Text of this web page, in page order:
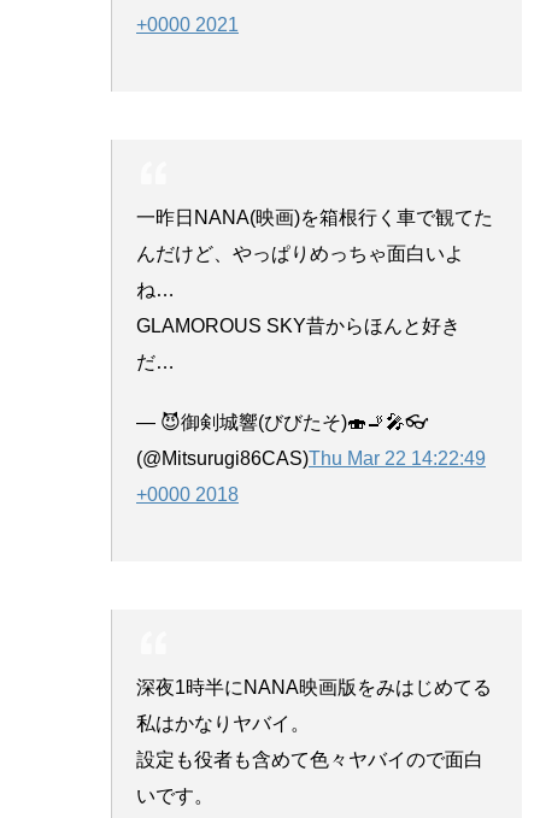
+0000 2021
一昨日NANA(映画)を箱根行く車で観てた
んだけど、やっぱりめっちゃ面白いよ
ね…
GLAMOROUS SKY昔からほんと好き
だ…
— 😈御剣城響(びびたそ)🍣🚬🎤👓
(@Mitsurugi86CAS)Thu Mar 22 14:22:49
+0000 2018
深夜1時半にNANA映画版をみはじめてる
私はかなりヤバイ。
設定も役者も含めて色々ヤバイので面白
いです。